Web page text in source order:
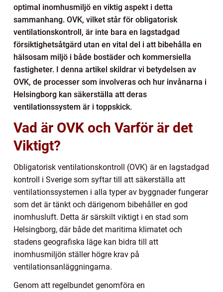
optimal inomhusmiljö en viktig aspekt i detta
sammanhang. OVK, vilket står för obligatorisk
ventilationskontroll, är inte bara en lagstadgad
försiktighetsåtgärd utan en vital del i att bibehålla en
hälsosam miljö i både bostäder och kommersiella
fastigheter. I denna artikel skildrar vi betydelsen av
OVK, de processer som involveras och hur invånarna i
Helsingborg kan säkerställa att deras
ventilationssystem är i toppskick.
Vad är OVK och Varför är det
Viktigt?
Obligatorisk ventilationskontroll (OVK) är en lagstadgad
kontroll i Sverige som syftar till att säkerställa att
ventilationssystemen i alla typer av byggnader fungerar
som det är tänkt och därigenom bibehåller en god
inomhusluft. Detta är särskilt viktigt i en stad som
Helsingborg, där både det maritima klimatet och
stadens geografiska läge kan bidra till att
inomhusmiljön ställer högre krav på
ventilationsanläggningarna.
Genom att regelbundet genomföra en